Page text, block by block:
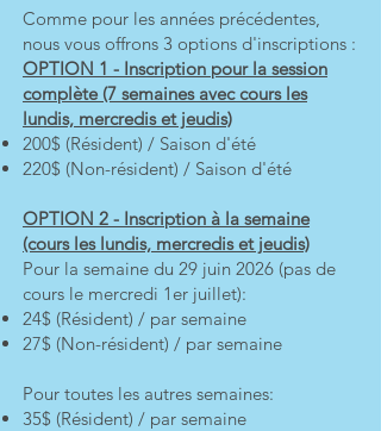
Comme pour les années précédentes,
nous vous offrons 3 options d'inscriptions :
OPTION 1 - Inscription pour la session
complète (7 semaines avec cours les
lundis, mercredis et jeudis)
200$ (Résident) / Saison d'été
220$ (Non-résident) / Saison d'été
OPTION 2 - Inscription à la semaine
(cours les lundis, mercredis et jeudis)
Pour la semaine du 29 juin 2026 (pas de
cours le mercredi 1er juillet):
24$ (Résident) / par semaine
27$ (Non-résident) / par semaine
Pour toutes les autres semaines:
35$ (Résident) / par semaine